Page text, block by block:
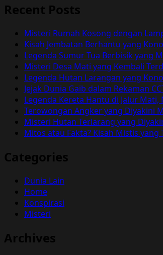
Kamar
313:
Misteri
Hotel
Angker
yang
Viral
Recent Posts
Misteri Rumah Kosong dengan
Kisah Jembatan Berhantu yang
Legenda Sumur Tua Berbisik yang
Misteri Desa Mati yang Kembali
Legenda Hutan Larangan yang
Jejak Dunia Gaib dalam Rekaman
Legenda Kereta Hantu di Jalur
Terowongan Angker yang Diyakini
Misteri Hutan Terlarang yang
Mitos atau Fakta? Kisah Mistis
Categories
Dunia Lain
Home
Konspirasi
Misteri
Archives